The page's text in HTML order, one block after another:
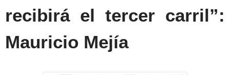
recibirá el tercer carril”:
Mauricio Mejía